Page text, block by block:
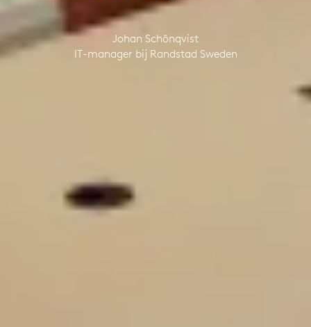
Johan Schönqvist
IT-manager bij Randstad Sweden